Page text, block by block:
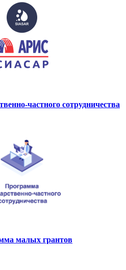
частного сотрудничества
малых грантов